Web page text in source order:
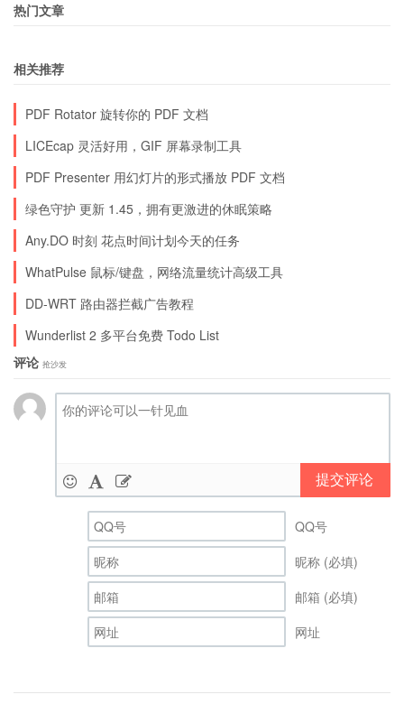
8.IrfanView
简而言之，这是一个煎蛋的图片浏览器。它有许多
的特性，例如电子邮件，缩略图/预览选择，各种
各样的作用，改变颜色深度。当然，还有广泛的文
件格式支持。
7.Windows Live Writer
虽然仍然在测试，但 WLW 使得 blogging 变得简
单并且舒服。它支持很多的 blog 服务，包括
Blogger，TypePad 和小众使用的 WordPress，
热门文章
相关推荐
PDF Rotator 旋转你的 PDF 文档
LICEcap 灵活好用，GIF 屏幕录制工具
PDF Presenter 用幻灯片的形式播放 PDF 文档
绿色守护 更新 1.45，拥有更激进的休眠策略
Any.DO 时刻 花点时间计划今天的任务
WhatPulse 鼠标/键盘，网络流量统计高级工具
DD-WRT 路由器拦截广告教程
Wunderlist 2 多平台免费 Todo List
评论 抢沙发
提交评论
QQ号
昵称 (必填)
邮箱 (必填)
网址